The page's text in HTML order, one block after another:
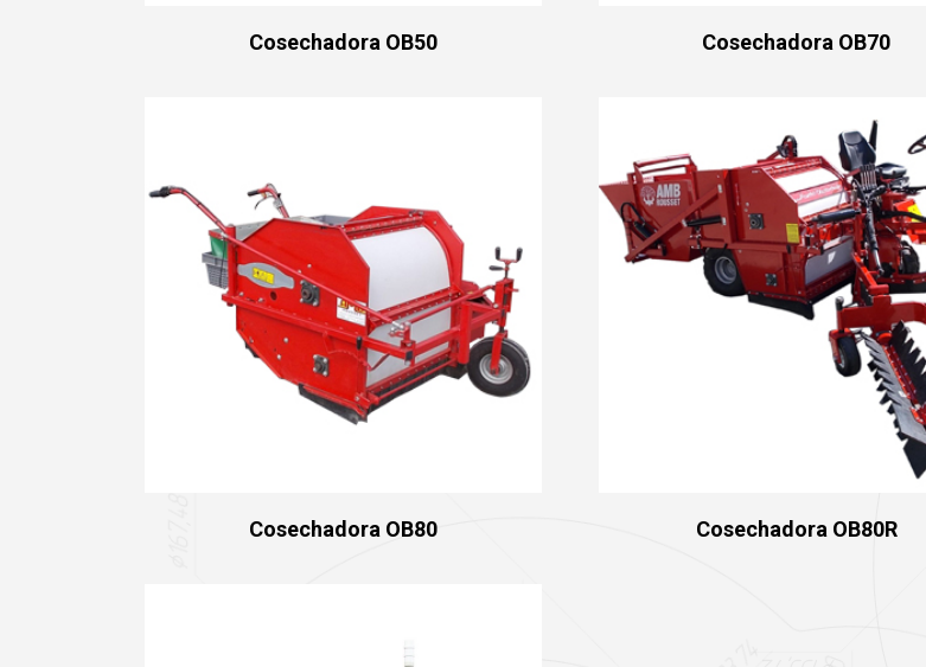
Cosechadora OB50 Cosechadora OB70
Cosechadora OB80 Cosechadora OB80R